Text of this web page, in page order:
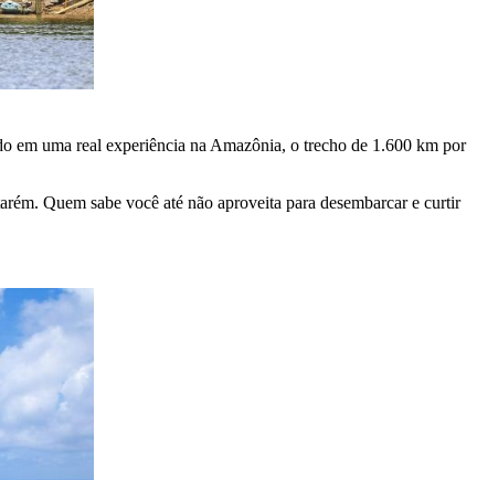
em uma real experiência na Amazônia, o trecho de 1.600 km por
Quem sabe você até não aproveita para desembarcar e curtir